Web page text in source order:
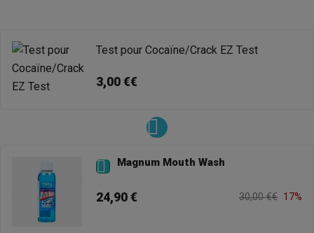
Test pour Cocaïne/Crack EZ Test
3,00 €€
 Magnum Mouth Wash
24,90 € 30,00 €€ 17%